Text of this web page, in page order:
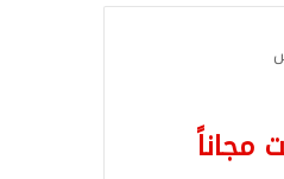
مجاناً